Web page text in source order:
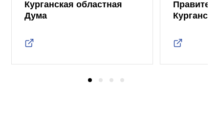
Курганская областная
Дума